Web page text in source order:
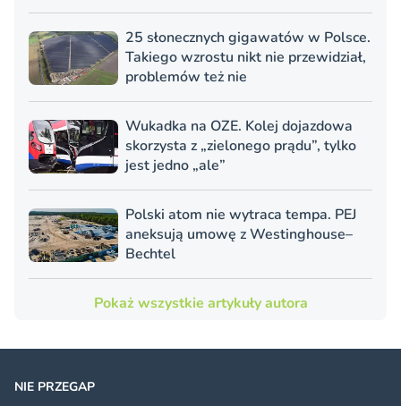
25 słonecznych gigawatów w Polsce.
Takiego wzrostu nikt nie przewidział,
problemów też nie
Wukadka na OZE. Kolej dojazdowa
skorzysta z „zielonego prądu”, tylko
jest jedno „ale”
Polski atom nie wytraca tempa. PEJ
aneksują umowę z Westinghouse–
Bechtel
Pokaż wszystkie artykuły autora
NIE PRZEGAP